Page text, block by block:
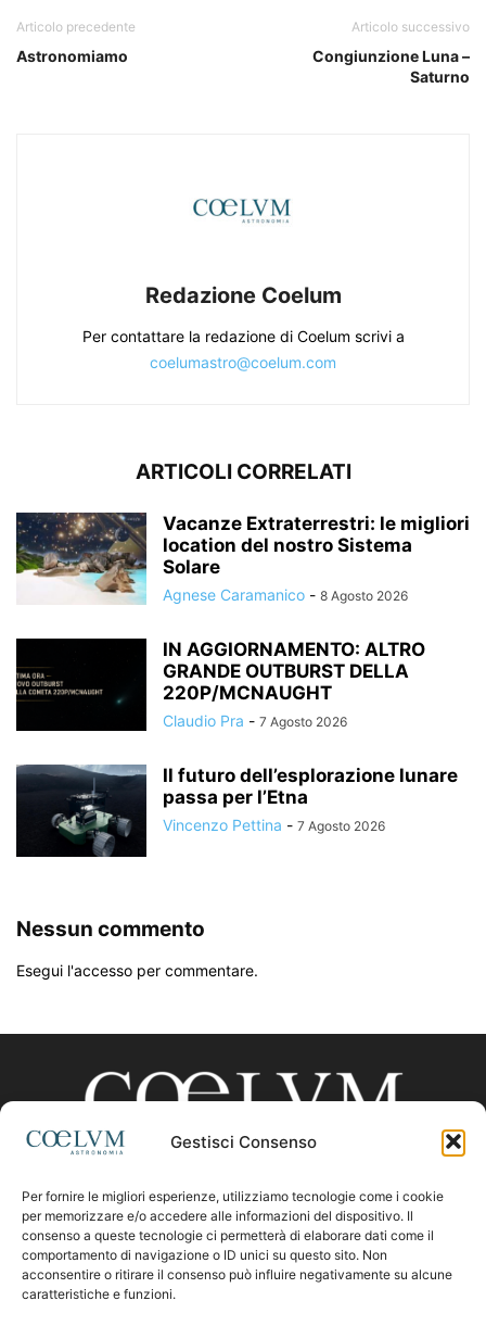
Gestisci Consenso
Per fornire le migliori esperienze, utilizziamo tecnologie come i cookie
per memorizzare e/o accedere alle informazioni del dispositivo. Il
consenso a queste tecnologie ci permetterà di elaborare dati come il
comportamento di navigazione o ID unici su questo sito. Non
acconsentire o ritirare il consenso può influire negativamente su alcune
caratteristiche e funzioni.
Articolo precedente
Astronomiamo
Articolo successivo
Congiunzione Luna –
Saturno
Redazione Coelum
Per contattare la redazione di Coelum scrivi a
coelumastro@coelum.com
ARTICOLI CORRELATI
Vacanze Extraterrestri: le migliori
location del nostro Sistema
Solare
Agnese Caramanico - 8 Agosto 2026
IN AGGIORNAMENTO: ALTRO
GRANDE OUTBURST DELLA
220P/MCNAUGHT
Claudio Pra - 7 Agosto 2026
Il futuro dell’esplorazione lunare
passa per l’Etna
Vincenzo Pettina - 7 Agosto 2026
Nessun commento
Esegui l'accesso per commentare.
CHI SIAMO
Contattaci:coelumastro@coelum.com